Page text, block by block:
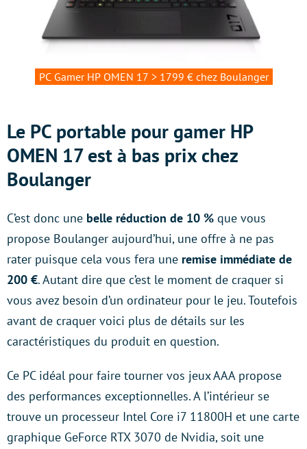
PC Gamer HP OMEN 17 > 1799 € chez Boulanger
Le PC portable pour gamer HP
OMEN 17 est à bas prix chez
Boulanger
C’est donc une belle réduction de 10 % que vous
propose Boulanger aujourd’hui, une offre à ne pas
rater puisque cela vous fera une remise immédiate de
200 €. Autant dire que c’est le moment de craquer si
vous avez besoin d’un ordinateur pour le jeu. Toutefois
avant de craquer voici plus de détails sur les
caractéristiques du produit en question.
Ce PC idéal pour faire tourner vos jeux AAA propose
des performances exceptionnelles. A l’intérieur se
trouve un processeur Intel Core i7 11800H et une carte
graphique GeForce RTX 3070 de Nvidia, soit une